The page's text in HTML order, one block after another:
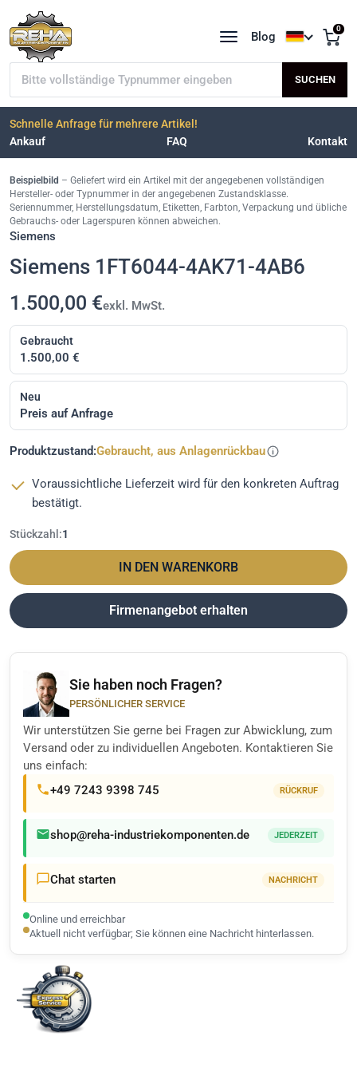
Typnummer suchen SUCHEN
Blog
Sprache
0
Schnelle Anfrage für mehrere Artikel!
Ankauf
FAQ Kontakt
Beispielbild – Geliefert wird ein Artikel mit der angegebenen vollständigen
Hersteller- oder Typnummer in der angegebenen Zustandsklasse.
Seriennummer, Herstellungsdatum, Etiketten, Farbton, Verpackung und übliche
Gebrauchs- oder Lagerspuren können abweichen.
Siemens
Siemens 1FT6044-4AK71-4AB6
1.500,00 €exkl. MwSt.
Gebraucht
1.500,00 €
Neu
Preis auf Anfrage
Produktzustand:Gebraucht, aus Anlagenrückbau
Voraussichtliche Lieferzeit wird für den konkreten Auftrag
bestätigt.
Stückzahl:1
IN DEN WARENKORB
Firmenangebot erhalten
Sie haben noch Fragen?
PERSÖNLICHER SERVICE
Wir unterstützen Sie gerne bei Fragen zur Abwicklung, zum
Versand oder zu individuellen Angeboten. Kontaktieren Sie
uns einfach:
+49 7243 9398 745
RÜCKRUF
shop@reha-industriekomponenten.de JEDERZEIT
Chat starten NACHRICHT
Online und erreichbar
Aktuell nicht verfügbar; Sie können eine Nachricht hinterlassen.